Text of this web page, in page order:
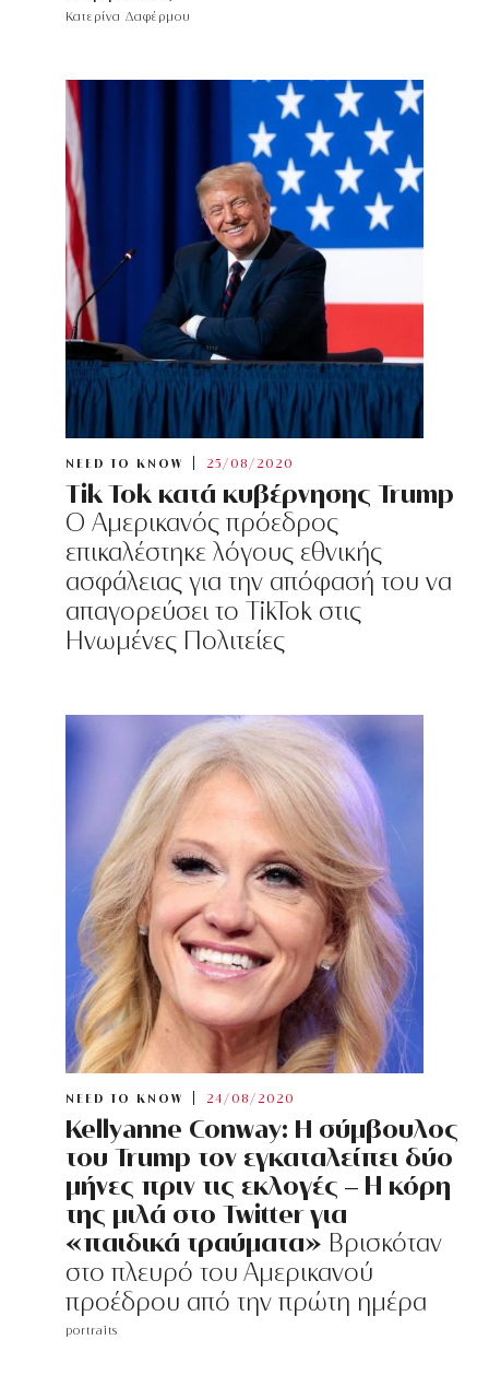
Κατερίνα Δαφέρμου
NEED TO KNOW 25/08/2020
Tik Tok κατά κυβέρνησης Trump
O Αμερικανός πρόεδρος
επικαλέστηκε λόγους εθνικής
ασφάλειας για την απόφασή του να
απαγορεύσει το TikTok στις
Ηνωμένες Πολιτείες
NEED TO KNOW 24/08/2020
Kellyanne Conway: H σύμβουλος
του Trump τον εγκαταλείπει δύο
μήνες πριν τις εκλογές – Η κόρη
της μιλά στο Twitter για
«παιδικά τραύματα» Βρισκόταν
στο πλευρό του Αμερικανού
προέδρου από την πρώτη ημέρα
portraits